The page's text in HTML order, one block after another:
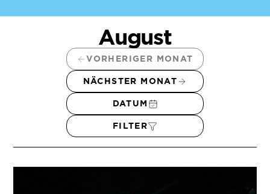
August
VORHERIGER MONAT
NÄCHSTER MONAT
DATUM
FILTER